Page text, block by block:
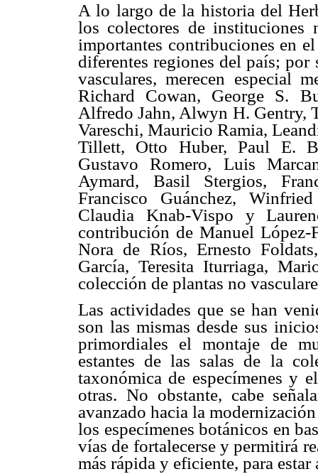
A lo largo de la historia del
los colectores de instituciones
importantes contribuciones en
diferentes regiones del país;
vasculares, merecen especial
Richard Cowan, George S.
Alfredo Jahn, Alwyn H. Gentry,
Vareschi, Mauricio Ramia,
Tillett, Otto Huber, Paul E.
Gustavo Romero, Luis
Aymard, Basil Stergios,
Francisco Guánchez,
Claudia Knab-Vispo y
contribución de Manuel
Nora de Ríos, Ernesto
García, Teresita Iturriaga,
colección de plantas no
Las actividades que se han
son las mismas desde sus
primordiales el montaje de
estantes de las salas de la
taxonómica de especímenes y
otras. No obstante, cabe
avanzado hacia la
los especímenes botánicos en
vías de fortalecerse y permitirá
más rápida y eficiente, para